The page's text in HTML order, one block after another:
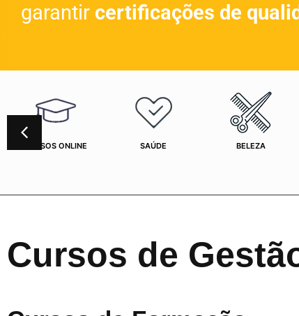
garantir certificações de
CURSOS ONLINE SAÚDE BELEZA
Cursos de